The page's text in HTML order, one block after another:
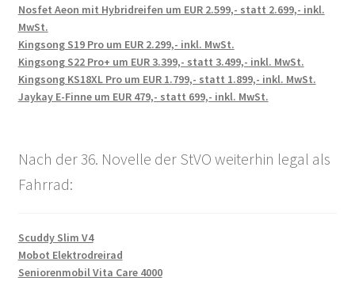
Nosfet Aeon mit Hybridreifen um EUR 2.599,- statt 2.699,- inkl.
MwSt.
Kingsong S19 Pro um EUR 2.299,- inkl. MwSt.
Kingsong S22 Pro+ um EUR 3.399,- statt 3.499,- inkl. MwSt.
Kingsong KS18XL Pro um EUR 1.799,- statt 1.899,- inkl. MwSt.
Jaykay E-Finne um EUR 479,- statt 699,- inkl. MwSt.
Nach der 36. Novelle der StVO weiterhin legal als
Fahrrad:
Scuddy Slim V4
Mobot Elektrodreirad
Seniorenmobil Vita Care 4000